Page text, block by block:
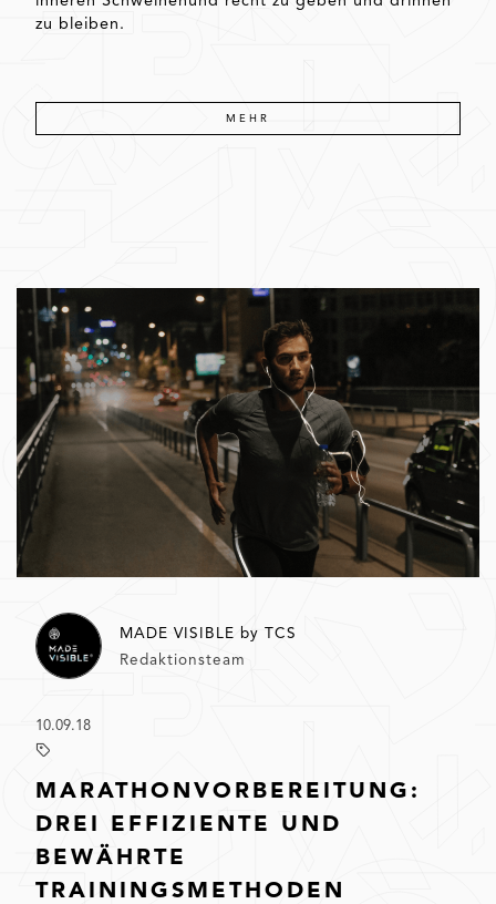
zu bleiben.
MEHR
MADE VISIBLE by TCS
Redaktionsteam
10.09.18
MARATHONVORBEREITUNG:
DREI EFFIZIENTE UND
BEWÄHRTE
TRAININGSMETHODEN